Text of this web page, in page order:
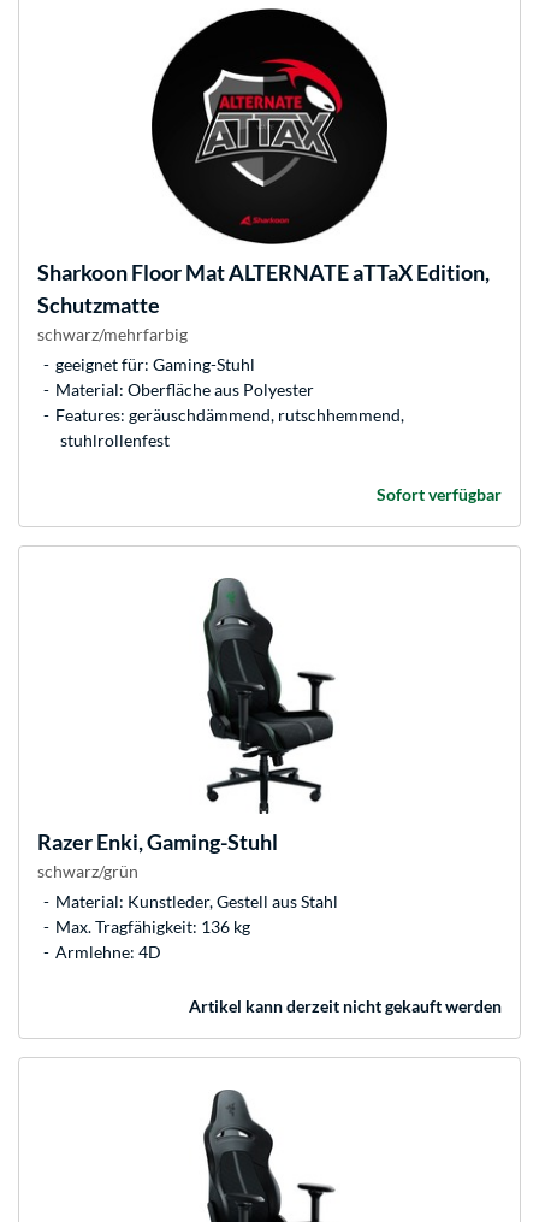
SharkoonFloor Mat ALTERNATE aTTaX Edition,
Schutzmatte
schwarz/mehrfarbig
geeignet für: Gaming-Stuhl
Material: Oberfläche aus Polyester
Features: geräuschdämmend, rutschhemmend,
stuhlrollenfest
Sofort verfügbar
RazerEnki, Gaming-Stuhl
schwarz/grün
Material: Kunstleder, Gestell aus Stahl
Max. Tragfähigkeit: 136 kg
Armlehne: 4D
Artikel kann derzeit nicht gekauft werden